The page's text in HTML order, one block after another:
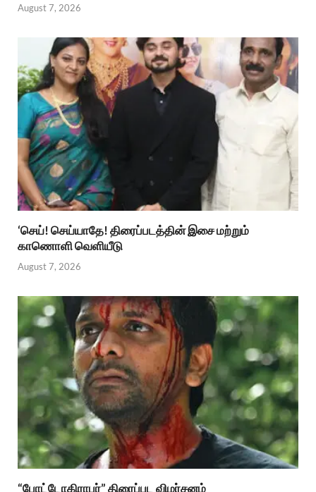
August 7, 2026
‘செய்! செய்யாதே! திரைப்படத்தின் இசை மற்றும்
காணொளி வெளியீடு
August 7, 2026
“போட்டோகிராபர்” திரைப்பட விமர்சனம்